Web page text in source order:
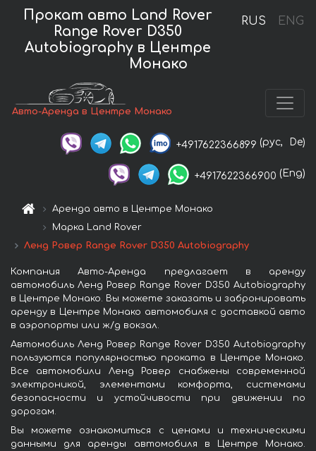
RUS ENG
Прокат авто Land Rover
Range Rover D350
Autobiography в Центре
Монако
Авто-Аренда в Центре Монако
+4917622366899 (рус, De)
+4917622366900 (Eng)
Аренда авто в Центре Монако
Марка Land Rover
Ленд Ровер Range Rover D350 Autobiography
Компания Авто-Аренда предлагает в аренду
автомобиль Ленд Ровер Range Rover D350 Autobiography
в Центре Монако. Вы можете заказать и забронировать
аренду в Центре Монако автомобиля с доставкой авто
в аэропорты или ж/д вокзал.
Автомобиль Ленд Ровер Range Rover D350 Autobiography
пользуются популярностью проката в Центре Монако.
Все автомобили Ленд Ровер снабжены современной
электроникой, элементами комфорта, системами
безопасности и устойчивости при движении по
дорогам.
Вы можете ознакомиться с ценами и техническими
данными для аренды автомобиля в Центре Монако.